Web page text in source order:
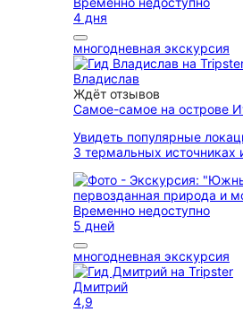
4 дня
многодневная экскурсия
Владислав
Ждёт отзывов
Самое-самое на острове
Увидеть популярные
3 термальных источниках
Временно недоступно
5 дней
многодневная экскурсия
Дмитрий
4,9